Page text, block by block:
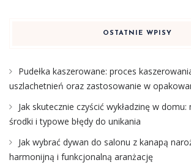
OSTATNIE WPISY
Pudełka kaszerowane: proces
uszlachetnień oraz zastosowanie w
Jak skutecznie czyścić wykładzinę w
środki i typowe błędy do unikania
Jak wybrać dywan do salonu z kanapą
harmonijną i funkcjonalną aranżację